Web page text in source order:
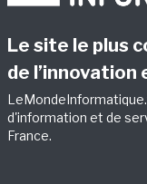
Le site le plus
de l’innovation
d'information et de
France.